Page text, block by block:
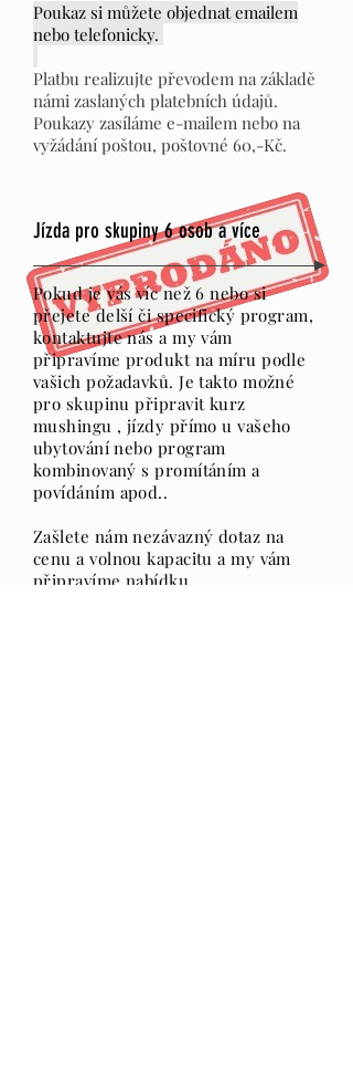
Poukaz si můžete objednat emailem
nebo telefonicky.
Platbu realizujte převodem na základě
námi zaslaných platebních údajů.
Poukazy zasíláme e-mailem nebo na
vyžádání poštou, poštovné 60,-Kč.
Jízda pro skupiny 6 osob a více
Pokud je vás víc než 6 nebo si
přejete delší či specifický program,
kontaktujte nás a my vám
připravíme produkt na míru podle
vašich požadavků. Je takto možné
pro skupinu připravit kurz
mushingu , jízdy přímo u vašeho
ubytování nebo program
kombinovaný s promítáním a
povídáním apod..
Zašlete nám nezávazný dotaz na
cenu a volnou kapacitu a my vám
připravíme nabídku.